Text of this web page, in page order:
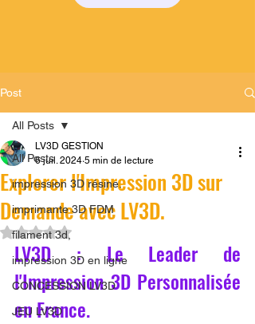
Post
All Posts
impression 3D résine.
imprimante 3D FDM
filament 3d,
impression 3D en ligne
CONCESSION LV3D
JEU LV3D
All Posts
Explorer l'Impression 3D sur
Demande avec LV3D.
LV3D GESTION
6 juil. 2024 5 min de lecture
Noté NaN étoiles sur 5.
LV3D : Le Leader de
l'Impression 3D Personnalisée
en France.